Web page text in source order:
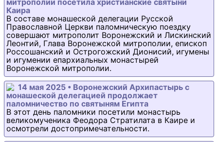
митрополии посетила христианские святыни
Каира
В составе монашеской делегации Русской
Православной Церкви паломническую поездку
совершают митрополит Воронежский и Лискинский
Леонтий, Глава Воронежской митрополии, епископ
Россошанский и Острогожский Дионисий, игумены
и игумении епархиальных монастырей
Воронежской митрополии.
14 мая 2025 • Воронежский Архипастырь с
монашеской делегацией продолжает
паломничество по святыням Египта
В этот день паломники посетили монастырь
великомученика Феодора Стратилата в Каире и
осмотрели достопримечательности.